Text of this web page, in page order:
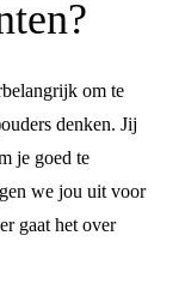
om te
denken. Jij
je goed te
we jou uit voor
gaat het over